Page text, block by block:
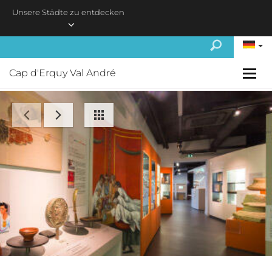
Unsere Städte zu entdecken
Cap d'Erquy Val André